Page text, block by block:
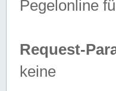
Pegelonline
Request-
keine